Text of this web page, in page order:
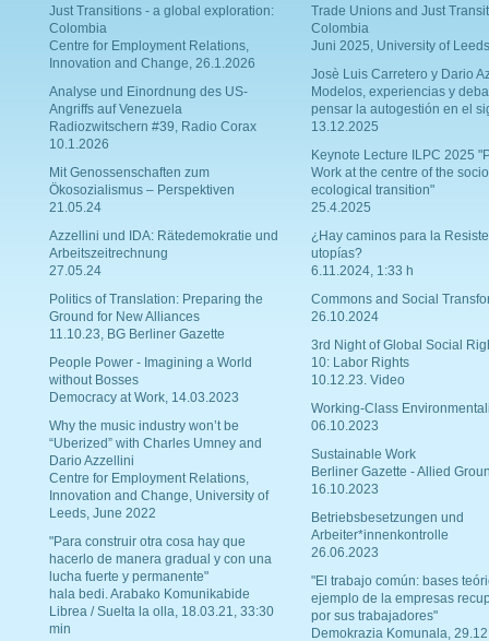
Just Transitions - a global exploration:
Colombia
Centre for Employment Relations,
Innovation and Change, 26.1.2026
Analyse und Einordnung des US-
Angriffs auf Venezuela
Radiozwitschern #39, Radio Corax
10.1.2026
Mit Genossenschaften zum
Ökosozialismus – Perspektiven
21.05.24
Azzellini und IDA: Rätedemokratie und
Arbeitszeitrechnung
27.05.24
Politics of Translation: Preparing the
Ground for New Alliances
11.10.23, BG Berliner Gazette
People Power - Imagining a World
without Bosses
Democracy at Work, 14.03.2023
Why the music industry won’t be
“Uberized” with Charles Umney and
Dario Azzellini
Centre for Employment Relations,
Innovation and Change, University of
Leeds, June 2022
"Para construir otra cosa hay que
hacerlo de manera gradual y con una
lucha fuerte y permanente"
hala bedi. Arabako Komunikabide
Librea / Suelta la olla, 18.03.21, 33:30
min
Trade Unions and Just
Colombia
Juni 2025, University of Leeds
Josè Luis Carretero y Dario
Modelos, experiencias y
pensar la autogestión en el
13.12.2025
Keynote Lecture ILPC 2025
Work at the centre of the
ecological transition"
25.4.2025
¿Hay caminos para la
utopías?
6.11.2024, 1:33 h
Commons and Social
26.10.2024
3rd Night of Global Social
10: Labor Rights
10.12.23. Video
Working-Class
06.10.2023
Sustainable Work
Berliner Gazette - Allied
16.10.2023
Betriebsbesetzungen und
Arbeiter*innenkontrolle
26.06.2023
"El trabajo común: bases
ejemplo de la empresas
por sus trabajadores"
Demokrazia Komunala,